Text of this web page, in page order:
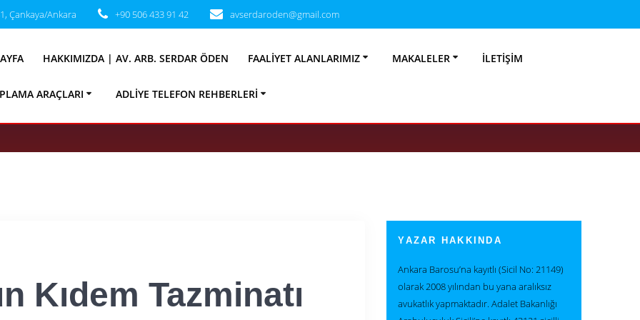
Çankaya/Ankara +90 506 433 91 42 avserdaroden@gmail.com
HAKKIMIZDA | AV. ARB. SERDAR ÖDEN FAALIYET ALANLARIMIZ MAKALELER İLETIŞIM
ARAÇLARI ADLIYE TELEFON REHBERLERI
Kıdem Tazminatı Şartları
Öncesi ve Sonrası)
Kıdem Tazminatı
YAZAR HAKKINDA
Ankara Barosu’na kayıtlı (Sicil No: 21149)
olarak 2008 yılından bu yana aralıksız
avukatlık yapmaktadır. Adalet Bakanlığı